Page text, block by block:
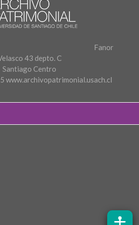
Fanor
43 depto. C
Santiago Centro
www.archivopatrimonial.usach.cl